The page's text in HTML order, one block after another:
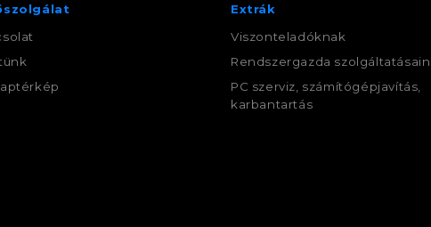
Extrák
Viszonteladóknak
Rendszergazda
PC szerviz, számítógépjavítás,
karbantartás